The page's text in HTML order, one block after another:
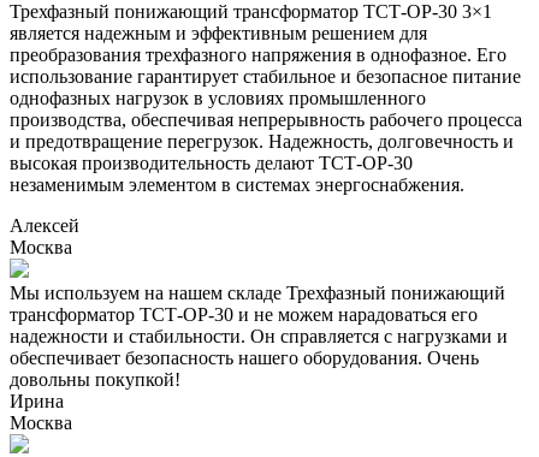
Трехфазный понижающий трансформатор ТСТ-ОР-30 3×1
является надежным и эффективным решением для
преобразования трехфазного напряжения в однофазное. Его
использование гарантирует стабильное и безопасное питание
однофазных нагрузок в условиях промышленного
производства, обеспечивая непрерывность рабочего процесса
и предотвращение перегрузок. Надежность, долговечность и
высокая производительность делают ТСТ-ОР-30
незаменимым элементом в системах энергоснабжения.
Алексей
Москва
Мы используем на нашем складе Трехфазный понижающий
трансформатор ТСТ-ОР-30 и не можем нарадоваться его
надежности и стабильности. Он справляется с нагрузками и
обеспечивает безопасность нашего оборудования. Очень
довольны покупкой!
Ирина
Москва